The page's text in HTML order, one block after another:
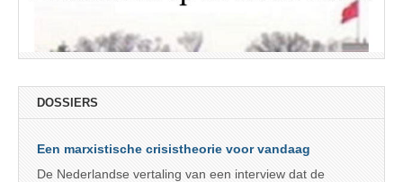
DOSSIERS
Een marxistische crisistheorie voor vandaag
De Nederlandse vertaling van een interview dat de